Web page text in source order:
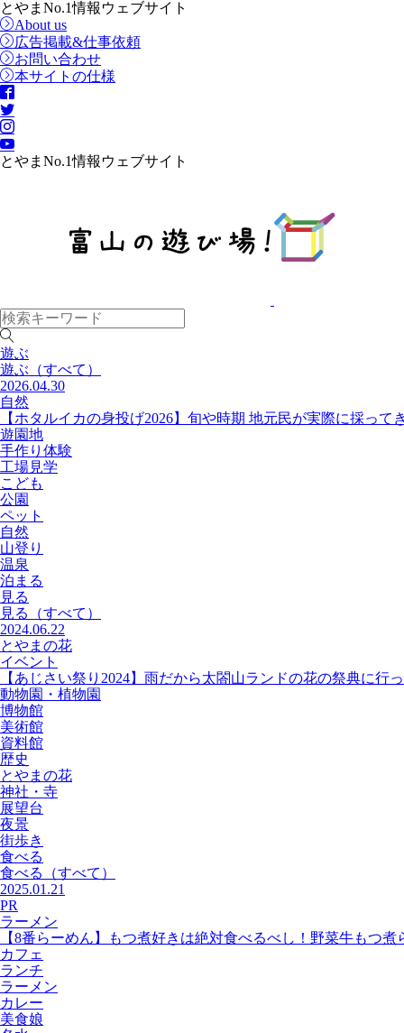
とやまNo.1情報ウェブサイト
About us
広告掲載&仕事依頼
お問い合わせ
本サイトの仕様
とやまNo.1情報ウェブサイト
遊ぶ
遊ぶ （すべて）
2026.04.30
自然
【ホタルイカの身投げ2026】旬や時期 地元民が実際に採って
遊園地
手作り体験
工場見学
こども
公園
ペット
自然
山登り
温泉
泊まる
見る
見る
（すべて）
2024.06.22
とやまの花
イベント
【あじさい祭り2024】雨だから太閤山ランドの花の祭典に行
動物園・植物園
博物館
美術館
資料館
歴史
とやまの花
神社・寺
展望台
夜景
街歩き
食べる
食べる
（すべて）
2025.01.21
PR
ラーメン
【8番らーめん】もつ煮好きは絶対食べるべし！野菜牛もつ
カフェ
ランチ
ラーメン
カレー
美食娘